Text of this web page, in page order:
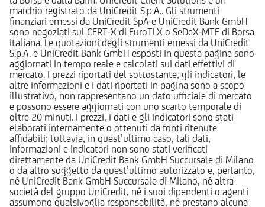
marchio registrato da UniCredit S.p.A.. Gli strumenti
finanziari emessi da UniCredit SpA e UniCredit Bank GmbH
sono negoziati sul CERT-X di EuroTLX o SeDeX-MTF di Borsa
Italiana. Le quotazioni degli strumenti emessi da UniCredit
S.p.A. e UniCredit Bank GmbH esposti in questa pagina sono
aggiornati in tempo reale e calcolati sui dati effettivi di
mercato. I prezzi riportati del sottostante, gli indicatori, le
altre informazioni e i dati riportati in pagina sono a scopo
illustrativo, non rappresentano un dato ufficiale di mercato
e possono essere aggiornati con uno scarto temporale di
oltre 20 minuti. I prezzi, i dati e gli indicatori sono stati
elaborati internamente o ottenuti da fonti ritenute
affidabili; tuttavia, in quest’ultimo caso, tali dati,
informazioni e indicatori non sono stati verificati
direttamente da UniCredit Bank GmbH Succursale di Milano
o da altro soggetto da quest’ultimo autorizzato e, pertanto,
né UniCredit Bank GmbH Succursale di Milano, né altra
società del gruppo UniCredit, né i suoi dipendenti o agenti
assumono qualsivoglia responsabilità, né prestano alcuna